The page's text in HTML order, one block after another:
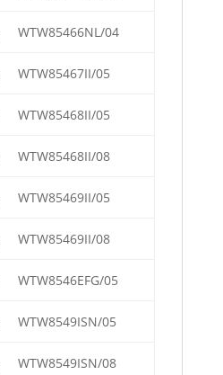
WTW85466NL/04
WTW85467II/05
WTW85468II/05
WTW85468II/08
WTW85469II/05
WTW85469II/08
WTW8546EFG/05
WTW8549ISN/05
WTW8549ISN/08